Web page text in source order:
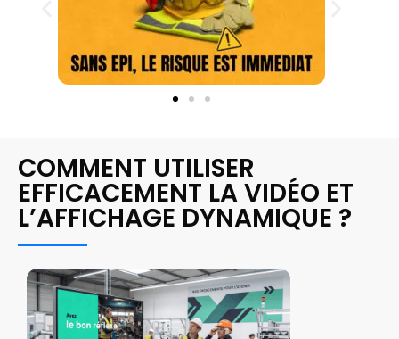
COMMENT UTILISER
EFFICACEMENT LA VIDÉO ET
L’AFFICHAGE DYNAMIQUE ?